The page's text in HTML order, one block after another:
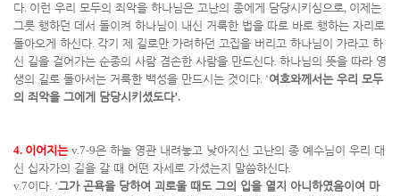
다. 이런 우리 모두의 죄악을 하나님은 고난의 종에게 담당시키심으로, 이제는
그릇 행하던 데서 돌이켜 하나님이 내신 거룩한 법을 따로 바로 행하는 자리로
돌아오게 하신다. 각기 제 길로만 가려하던 고집을 버리고 하나님이 가라고 하
신 길을 걸어가는 순종의 사람 겸손한 사람을 만드신다. 하나님의 뜻을 따라 영
생의 길로 돌아서는 거룩한 백성을 만드시는 것이다. ‘여호와께서는 우리 모두
의 죄악을 그에게 담당시키셨도다’.
4. 이어지는 v.7-9은 하늘 영관 내려놓고 낮아지신 고난의 종 예수님이 우리 대
신 십자가의 길을 갈 때 어떤 자세로 가셨는지 말씀하신다.
v.7이다. ‘그가 곤욕을 당하여 괴로울 때도 그의 입을 열지 아니하였음이여 마